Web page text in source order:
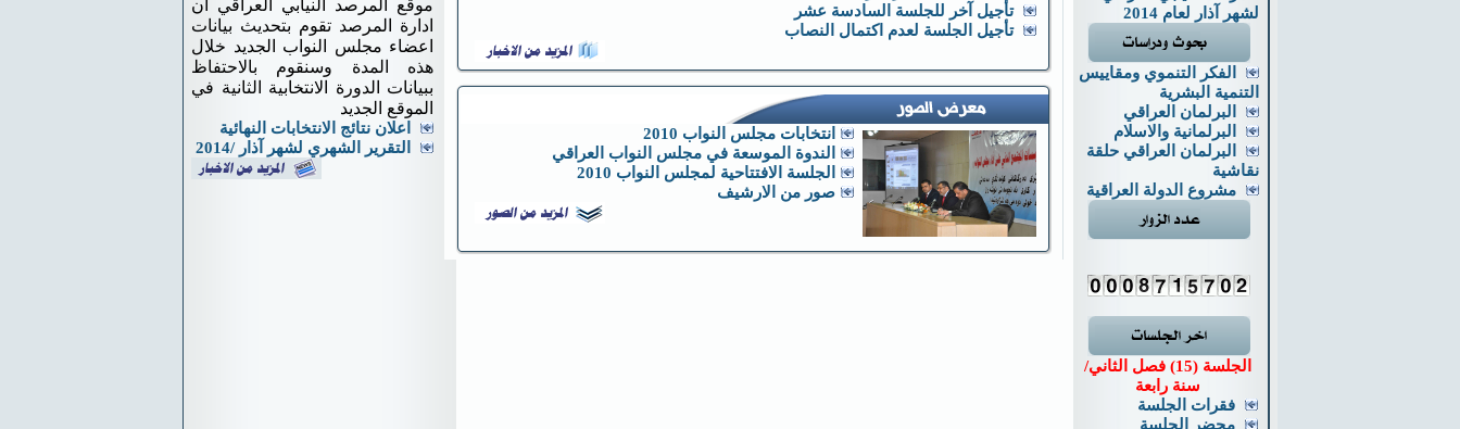
لشهر آذار لعام 2014
الفكر التنموي ومقاييس
التنمية البشرية
البرلمان العراقي
البرلمانية والاسلام
البرلمان العراقي حلقة
نقاشية
مشروع الدولة العراقية
الجلسة (15) فصل الثاني/
سنة رابعة
فقرات الجلسة
محضر الجلسة
تأجيل آخر للجلسة السادسة عشر
تأجيل الجلسة لعدم اكتمال النصاب
انتخابات مجلس النواب 2010
الندوة الموسعة في مجلس النواب العراقي
الجلسة الافتتاحية لمجلس النواب 2010
صور من الارشيف
موقع المرصد النيابي العراقي ان
ادارة المرصد تقوم بتحديث بيانات
اعضاء مجلس النواب الجديد خلال
هذه المدة وسنقوم بالاحتفاظ
ببيانات الدورة الانتخابية الثانية في
الموقع الجديد
اعلان نتائج الانتخابات النهائية
التقرير الشهري لشهر آذار /2014